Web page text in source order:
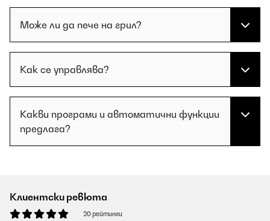
Може ли да пече на грил?
Как се управлява?
Какви програми и автоматични функции
предлага?
Клиентски ревюта
20 рейтинги